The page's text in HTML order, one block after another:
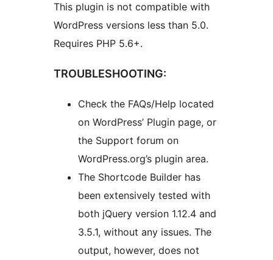
This plugin is not compatible with
WordPress versions less than 5.0.
Requires PHP 5.6+.
TROUBLESHOOTING:
Check the FAQs/Help located
on WordPress’ Plugin page, or
the Support forum on
WordPress.org’s plugin area.
The Shortcode Builder has
been extensively tested with
both jQuery version 1.12.4 and
3.5.1, without any issues. The
output, however, does not